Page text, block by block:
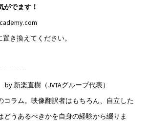
がでます！
き換えてください。
新楽直樹（JVTAグループ代表）
コラム。映像翻訳者はもちろん、自立した
どうあるべきかを自身の経験から綴りま